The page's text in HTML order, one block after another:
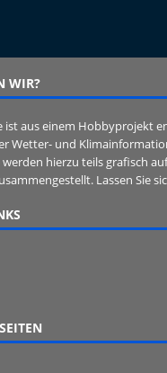
WIR?
ist aus einem Hobbyprojekt
Wetter- und
hierzu teils grafisch
Lassen Sie